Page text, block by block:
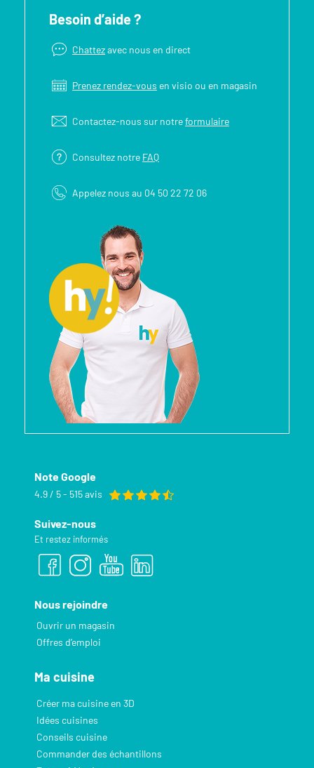
Besoin d’aide ?
Chattezavec nous en direct
Prenez rendez-vous en visio ou en magasin
Contactez-nous sur notreformulaire
Consultez notre FAQ
Appelez nous au 04 50 22 72 06
Note Google
4.9 / 5 - 515 avis
Suivez-nous
Et restez informés
Nous rejoindre
Ouvrir un magasin
Offres d’emploi
Ma cuisine
Créer ma cuisine en 3D
Idées cuisines
Conseils cuisine
Commander des échantillons